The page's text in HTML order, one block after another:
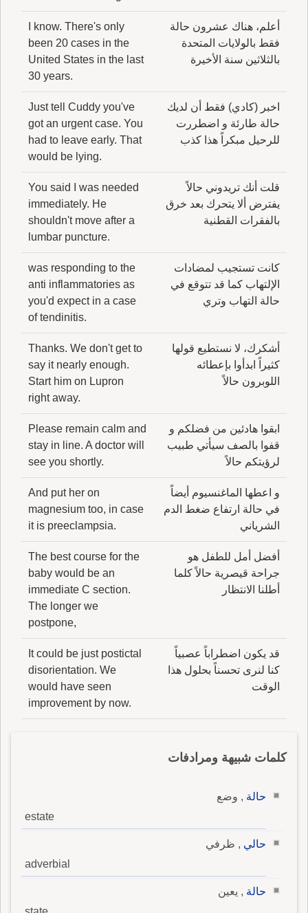
أعلم، هناك عشرون حالة
فقط بالولايات المتحدة
بالثلاثين سنة الأخيرة
I know. There's only
been 20 cases in the
United States in the last
30 years.
اخبر (كادي) فقط أن لديك
حالة طارئة و اضطررت
للرحيل مبكراً هذا كذب
Just tell Cuddy you've
got an urgent case. You
had to leave early. That
would be lying.
قلت أنك تريدوني حالاً
يفترض ألا يتحرك بعد خرق
بالفقرات القطنية
You said I was needed
immediately. He
shouldn't move after a
lumbar puncture.
كانت تستجيب لمضادات
الإلتهاب كما قد تتوقع في
حالة التهاب وتري
was responding to the
anti inflammatories as
you'd expect in a case
of tendinitis.
أشكرك، لا نستطيع قولها
كثيراً ابدأوا بإعطائه
اللوبرون حالاً
Thanks. We don't get to
say it nearly enough.
Start him on Lupron
right away.
ابقوا هادئين من فضلكم و
قفوا بالصف سيأتي طبيب
لرؤيتكم حالاً
Please remain calm and
stay in line. A doctor will
see you shortly.
و اعطها الماغنسيوم أيضاً
في حالة ارتفاع ضغط الدم
الشرياني
And put her on
magnesium too, in case
it is preeclampsia.
أفضل أمل للطفل هو
جراحة قيصرية حالاً كلما
أطلنا الانتظار
The best course for the
baby would be an
immediate C section.
The longer we
postpone,
قد يكون اضطراباً عصبياً
كنا لنرى تحسناً بحلول هذا
الوقت
It could be just postictal
disorientation. We
would have seen
improvement by now.
كلمات شبيهة ومرادفات
حالة , وضع
estate
حالي , ظرفي
adverbial
حالة , يعين